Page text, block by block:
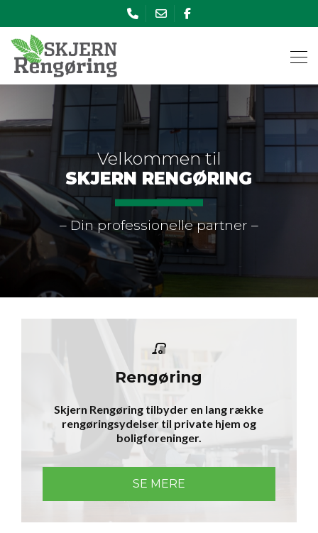
til
hovedindhold
Velkommen til
SKJERN RENGØRING
– Din professionelle partner –
Rengøring
Skjern Rengøring tilbyder en lang række
rengøringsydelser til private hjem og
boligforeninger.
SE MERE